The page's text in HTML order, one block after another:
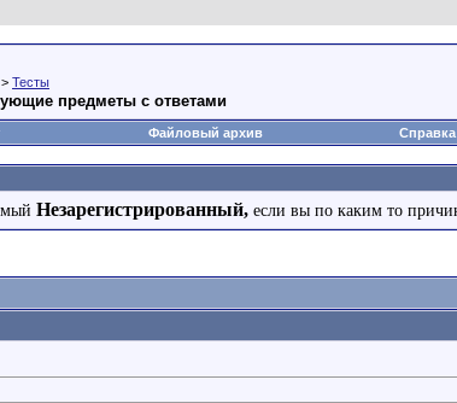
> Тесты
предметы с ответами
Файловый архив Справка
Незарегистрированный, если вы по каким то